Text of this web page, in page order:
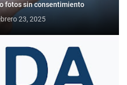
fotos sin consentimiento
23, 2025